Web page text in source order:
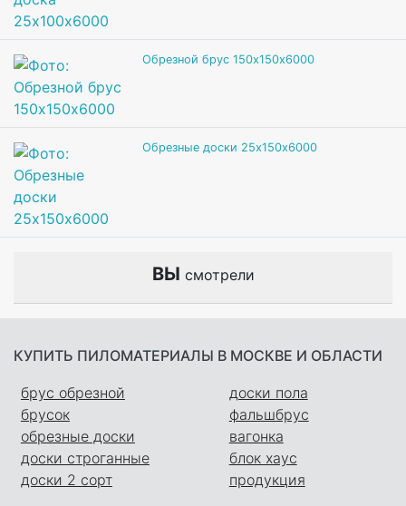
Обрезной брус 150х150х6000
Обрезные доски 25х150х6000
ВЫ смотрели
КУПИТЬ ПИЛОМАТЕРИАЛЫ В МОСКВЕ И ОБЛАСТИ
брус обрезной
брусок
обрезные доски
доски строганные
доски 2 сорт
доски пола
фальшбрус
вагонка
блок хаус
продукция